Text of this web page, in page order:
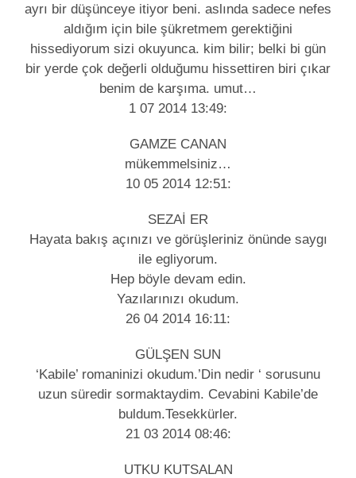
ayrı bir düşünceye itiyor beni. aslında sadece nefes
aldığım için bile şükretmem gerektiğini
hissediyorum sizi okuyunca. kim bilir; belki bi gün
bir yerde çok değerli olduğumu hissettiren biri çıkar
benim de karşıma. umut…
1 07 2014 13:49:
GAMZE CANAN
mükemmelsiniz…
10 05 2014 12:51:
SEZAİ ER
Hayata bakış açınızı ve görüşleriniz önünde saygı
ile egliyorum.
Hep böyle devam edin.
Yazılarınızı okudum.
26 04 2014 16:11:
GÜLŞEN SUN
‘Kabile’ romaninizi okudum.’Din nedir ‘ sorusunu
uzun süredir sormaktaydim. Cevabini Kabile’de
buldum.Tesekkürler.
21 03 2014 08:46:
UTKU KUTSALAN